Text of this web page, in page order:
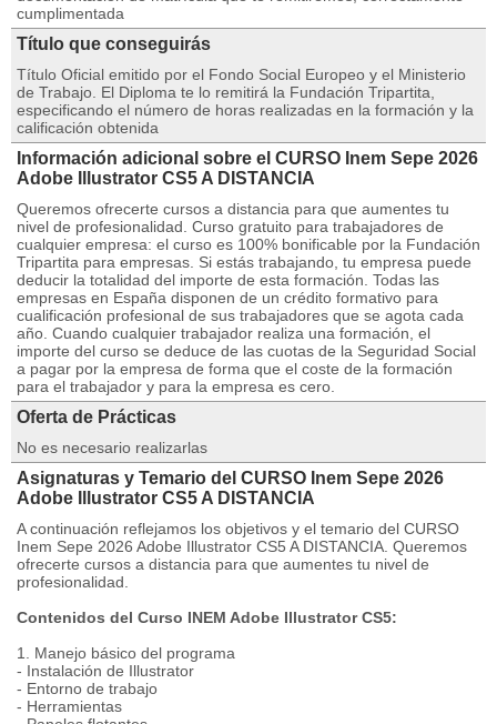
cumplimentada
Título que conseguirás
Título Oficial emitido por el Fondo Social Europeo y el Ministerio
de Trabajo. El Diploma te lo remitirá la Fundación Tripartita,
especificando el número de horas realizadas en la formación y la
calificación obtenida
Información adicional sobre el CURSO Inem Sepe 2026
Adobe Illustrator CS5 A DISTANCIA
Queremos ofrecerte cursos a distancia para que aumentes tu
nivel de profesionalidad. Curso gratuito para trabajadores de
cualquier empresa: el curso es 100% bonificable por la Fundación
Tripartita para empresas. Si estás trabajando, tu empresa puede
deducir la totalidad del importe de esta formación. Todas las
empresas en España disponen de un crédito formativo para
cualificación profesional de sus trabajadores que se agota cada
año. Cuando cualquier trabajador realiza una formación, el
importe del curso se deduce de las cuotas de la Seguridad Social
a pagar por la empresa de forma que el coste de la formación
para el trabajador y para la empresa es cero.
Oferta de Prácticas
No es necesario realizarlas
Asignaturas y Temario del CURSO Inem Sepe 2026
Adobe Illustrator CS5 A DISTANCIA
A continuación reflejamos los objetivos y el temario del CURSO
Inem Sepe 2026 Adobe Illustrator CS5 A DISTANCIA. Queremos
ofrecerte cursos a distancia para que aumentes tu nivel de
profesionalidad.
Contenidos del Curso INEM Adobe Illustrator CS5:
1. Manejo básico del programa
- Instalación de Illustrator
- Entorno de trabajo
- Herramientas